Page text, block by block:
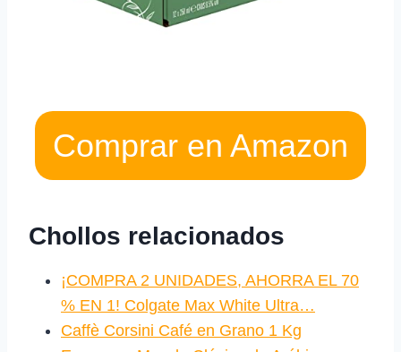
Comprar en Amazon
Chollos relacionados
¡COMPRA 2 UNIDADES, AHORRA EL 70
% EN 1! Colgate Max White Ultra…
Caffè Corsini Café en Grano 1 Kg